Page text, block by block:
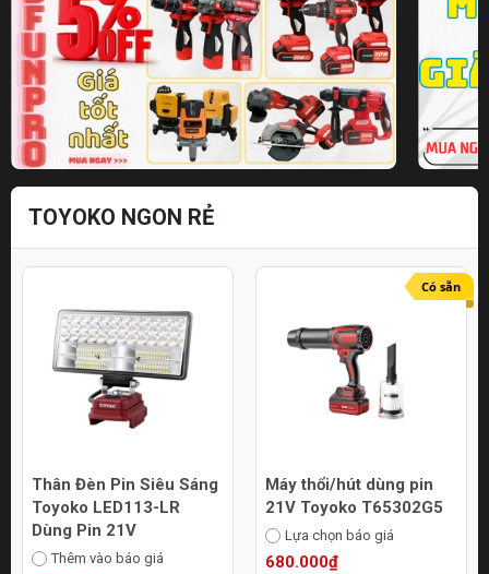
TOYOKO NGON RẺ
Thân Đèn Pin Siêu Sáng
Toyoko LED113-LR
Dùng Pin 21V
Thêm vào báo giá
Có sẵn
Máy thổi/hút dùng pin
21V Toyoko T65302G5
Lựa chọn báo giá
680.000₫